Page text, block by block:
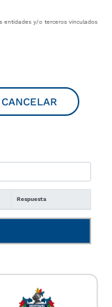
entidades y/o terceros vinculados
CANCELAR
Respuesta